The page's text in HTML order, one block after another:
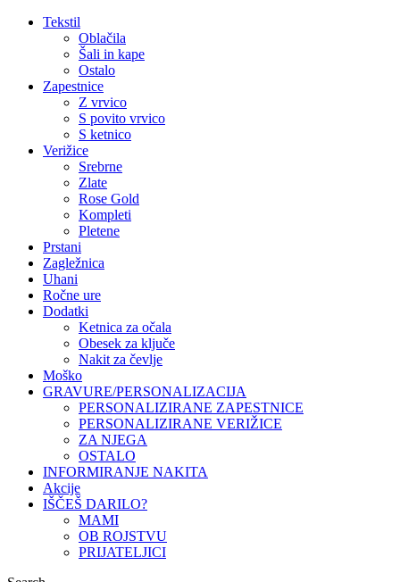
Tekstil
Oblačila
Šali in kape
Ostalo
Zapestnice
Z vrvico
S povito vrvico
S ketnico
Verižice
Srebrne
Zlate
Rose Gold
Kompleti
Pletene
Prstani
Zagležnica
Uhani
Ročne ure
Dodatki
Ketnica za očala
Obesek za ključe
Nakit za čevlje
Moško
GRAVURE/PERSONALIZACIJA
PERSONALIZIRANE ZAPESTNICE
PERSONALIZIRANE VERIŽICE
ZA NJEGA
OSTALO
INFORMIRANJE NAKITA
Akcije
IŠČEŠ DARILO?
MAMI
OB ROJSTVU
PRIJATELJICI